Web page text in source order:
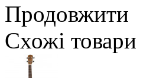
Продовжити
Схожі товари